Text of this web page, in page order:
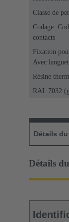
Classe de
Codage:
contacts
Fixation
Avec
Résine
RAL 7032
Détails
Détails